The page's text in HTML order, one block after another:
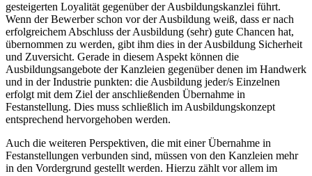
gesteigerten Loyalität gegenüber der Ausbildungskanzlei führt.
Wenn der Bewerber schon vor der Ausbildung weiß, dass er nach
erfolgreichem Abschluss der Ausbildung (sehr) gute Chancen hat,
übernommen zu werden, gibt ihm dies in der Ausbildung Sicherheit
und Zuversicht. Gerade in diesem Aspekt können die
Ausbildungsangebote der Kanzleien gegenüber denen im Handwerk
und in der Industrie punkten: die Ausbildung jeder/s Einzelnen
erfolgt mit dem Ziel der anschließenden Übernahme in
Festanstellung. Dies muss schließlich im Ausbildungskonzept
entsprechend hervorgehoben werden.
Auch die weiteren Perspektiven, die mit einer Übernahme in
Festanstellungen verbunden sind, müssen von den Kanzleien mehr
in den Vordergrund gestellt werden. Hierzu zählt vor allem im